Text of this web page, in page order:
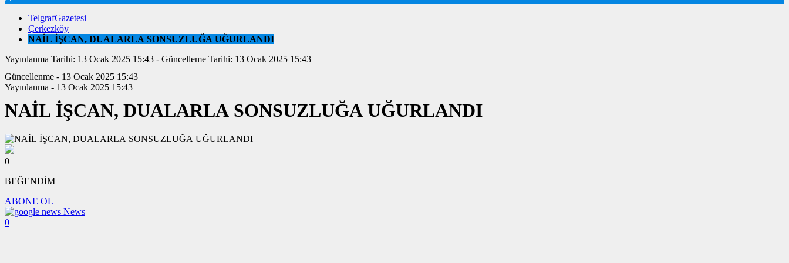
TelgrafGazetesi
Çerkezköy
NAİL İŞCAN, DUALARLA SONSUZLUĞA UĞURLANDI
Yayınlanma Tarihi: 13 Ocak 2025 15:43
- Güncelleme Tarihi: 13 Ocak 2025 15:43
Güncellenme - 13 Ocak 2025 15:43
Yayınlanma - 13 Ocak 2025 15:43
NAİL İŞCAN, DUALARLA SONSUZLUĞA UĞURLANDI
0
BEĞENDİM
ABONE OL
News
0